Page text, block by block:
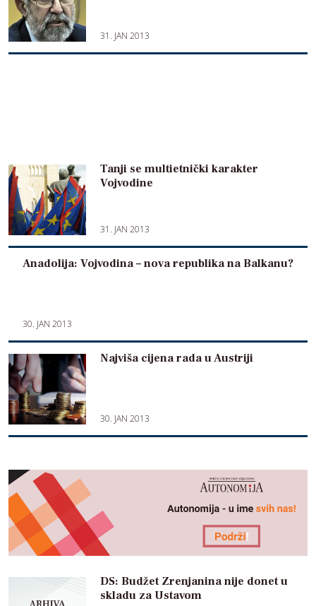
31. JAN 2013
Tanji se multietnički karakter
Vojvodine
31. JAN 2013
Anadolija: Vojvodina – nova republika na Balkanu?
30. JAN 2013
Najviša cijena rada u Austriji
30. JAN 2013
DS: Budžet Zrenjanina nije donet u
skladu za Ustavom